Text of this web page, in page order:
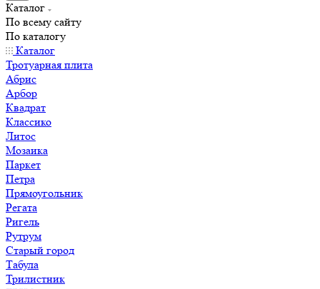
Каталог
По всему сайту
По каталогу
Каталог
Тротуарная плита
Абрис
Арбор
Квадрат
Классико
Литос
Мозаика
Паркет
Петра
Прямоугольник
Регата
Ригель
Рутрум
Старый город
Табула
Трилистник